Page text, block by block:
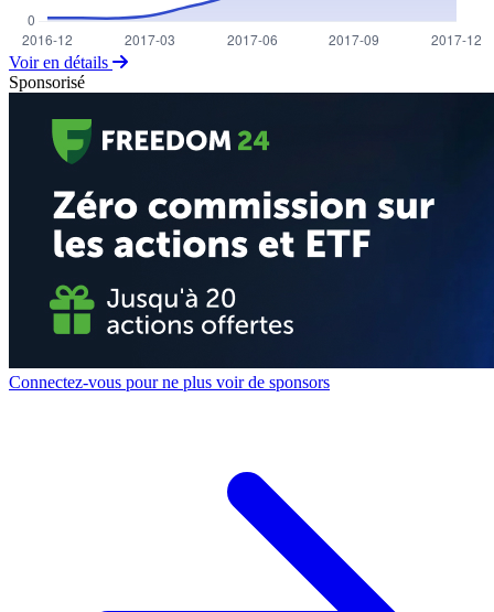
Voir en détails
Sponsorisé
Connectez-vous pour ne plus voir de sponsors